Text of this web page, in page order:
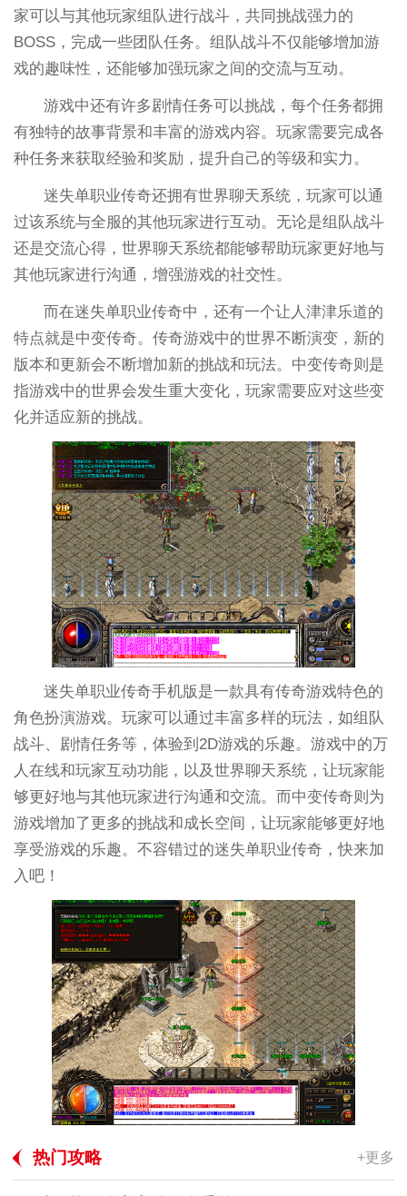
家可以与其他玩家组队进行战斗，共同挑战强力的
BOSS，完成一些团队任务。组队战斗不仅能够增加游
戏的趣味性，还能够加强玩家之间的交流与互动。
游戏中还有许多剧情任务可以挑战，每个任务都拥
有独特的故事背景和丰富的游戏内容。玩家需要完成各
种任务来获取经验和奖励，提升自己的等级和实力。
迷失单职业传奇还拥有世界聊天系统，玩家可以通
过该系统与全服的其他玩家进行互动。无论是组队战斗
还是交流心得，世界聊天系统都能够帮助玩家更好地与
其他玩家进行沟通，增强游戏的社交性。
而在迷失单职业传奇中，还有一个让人津津乐道的
特点就是中变传奇。传奇游戏中的世界不断演变，新的
版本和更新会不断增加新的挑战和玩法。中变传奇则是
指游戏中的世界会发生重大变化，玩家需要应对这些变
化并适应新的挑战。
迷失单职业传奇手机版是一款具有传奇游戏特色的
角色扮演游戏。玩家可以通过丰富多样的玩法，如组队
战斗、剧情任务等，体验到2D游戏的乐趣。游戏中的万
人在线和玩家互动功能，以及世界聊天系统，让玩家能
够更好地与其他玩家进行沟通和交流。而中变传奇则为
游戏增加了更多的挑战和成长空间，让玩家能够更好地
享受游戏的乐趣。不容错过的迷失单职业传奇，快来加
入吧！
热门攻略 +更多